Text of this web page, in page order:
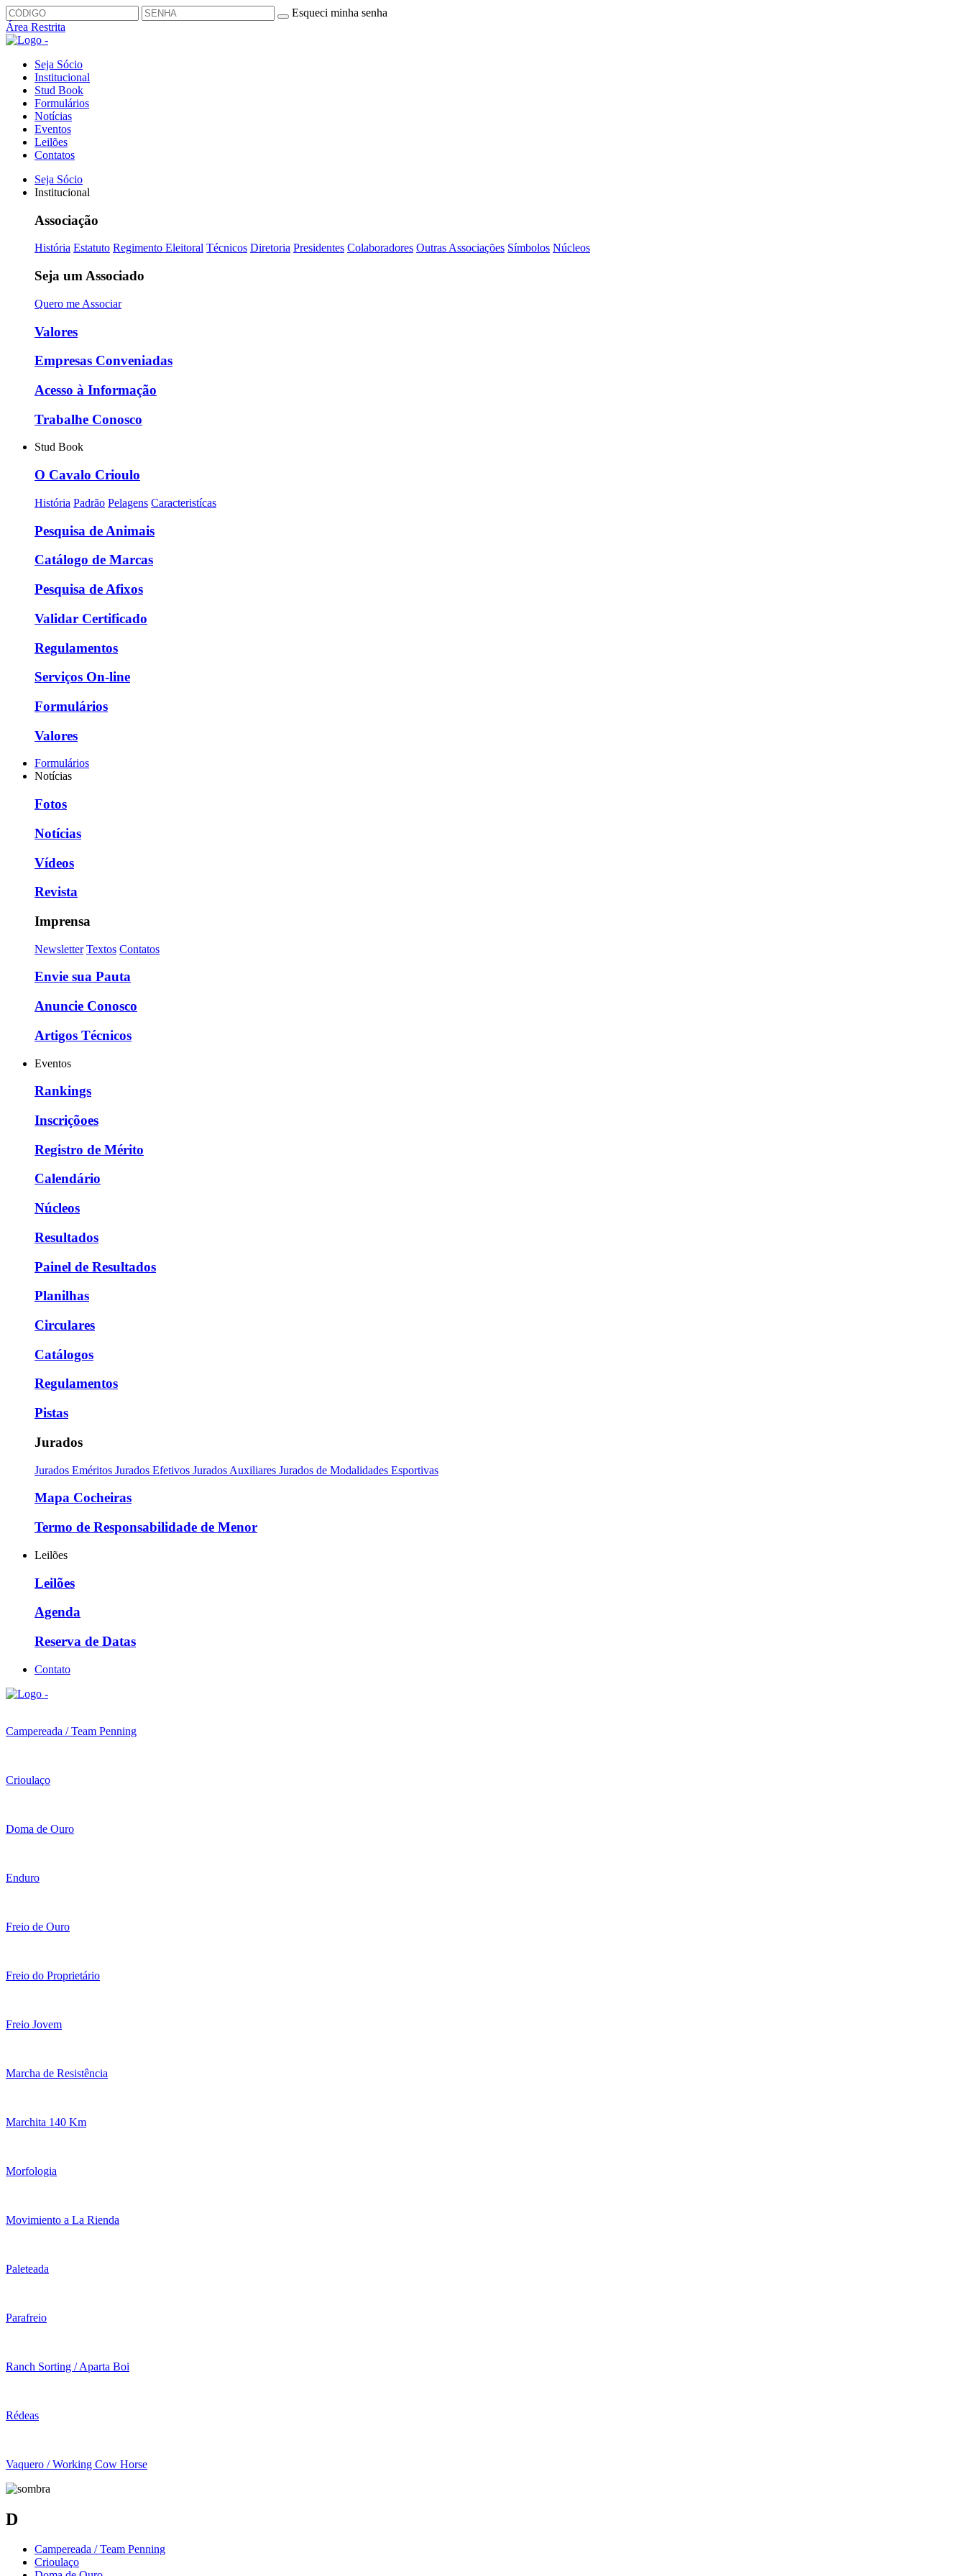
Esqueci minha senha
Área Restrita
Seja Sócio
Institucional
Stud Book
Formulários
Notícias
Eventos
Leilões
Contatos
Seja Sócio
Institucional
Associação
História Estatuto Regimento Eleitoral Técnicos Diretoria Presidentes Colaboradores Outras Associações Símbolos Núcleos
Seja um Associado
Quero me Associar
Valores
Empresas Conveniadas
Acesso à Informação
Trabalhe Conosco
Stud Book
O Cavalo Crioulo
História Padrão Pelagens Caracteristícas
Pesquisa de Animais
Catálogo de Marcas
Pesquisa de Afixos
Validar Certificado
Regulamentos
Serviços On-line
Formulários
Valores
Formulários
Notícias
Fotos
Notícias
Vídeos
Revista
Imprensa
Newsletter Textos Contatos
Envie sua Pauta
Anuncie Conosco
Artigos Técnicos
Eventos
Rankings
Inscriçõoes
Registro de Mérito
Calendário
Núcleos
Resultados
Painel de Resultados
Planilhas
Circulares
Catálogos
Regulamentos
Pistas
Jurados
Jurados Eméritos Jurados Efetivos Jurados Auxiliares Jurados de Modalidades Esportivas
Mapa Cocheiras
Termo de Responsabilidade de Menor
Leilões
Leilões
Agenda
Reserva de Datas
Contato
Campereada / Team Penning
Crioulaço
Doma de Ouro
Enduro
Freio de Ouro
Freio do Proprietário
Freio Jovem
Marcha de Resistência
Marchita 140 Km
Morfologia
Movimiento a La Rienda
Paleteada
Parafreio
Ranch Sorting / Aparta Boi
Rédeas
Vaquero / Working Cow Horse
D
Campereada / Team Penning
Crioulaço